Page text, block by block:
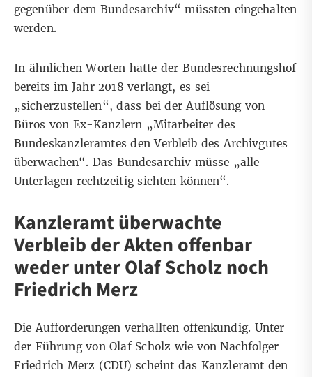
gegenüber dem Bundesarchiv“ müssten eingehalten
werden.
In ähnlichen Worten hatte der Bundesrechnungshof
bereits im Jahr 2018 verlangt, es sei
„sicherzustellen“, dass bei der Auflösung von
Büros von Ex-Kanzlern „Mitarbeiter des
Bundeskanzleramtes den Verbleib des Archivgutes
überwachen“. Das Bundesarchiv müsse „alle
Unterlagen rechtzeitig sichten können“.
Kanzleramt überwachte
Verbleib der Akten offenbar
weder unter Olaf Scholz noch
Friedrich Merz
Die Aufforderungen verhallten offenkundig. Unter
der Führung von Olaf Scholz wie von Nachfolger
Friedrich Merz (CDU) scheint das Kanzleramt den